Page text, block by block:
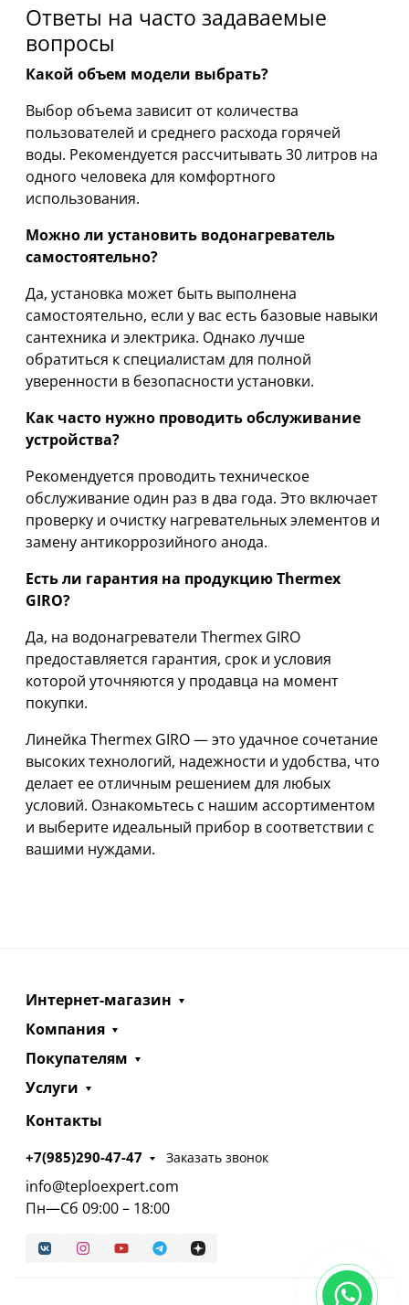
Ответы на часто задаваемые
вопросы
Какой объем модели выбрать?
Выбор объема зависит от количества
пользователей и среднего расхода горячей
воды. Рекомендуется рассчитывать 30 литров на
одного человека для комфортного
использования.
Можно ли установить водонагреватель
самостоятельно?
Да, установка может быть выполнена
самостоятельно, если у вас есть базовые навыки
сантехника и электрика. Однако лучше
обратиться к специалистам для полной
уверенности в безопасности установки.
Как часто нужно проводить обслуживание
устройства?
Рекомендуется проводить техническое
обслуживание один раз в два года. Это включает
проверку и очистку нагревательных элементов и
замену антикоррозийного анода.
Есть ли гарантия на продукцию Thermex
GIRO?
Да, на водонагреватели Thermex GIRO
предоставляется гарантия, срок и условия
которой уточняются у продавца на момент
покупки.
Линейка Thermex GIRO — это удачное сочетание
высоких технологий, надежности и удобства, что
делает ее отличным решением для любых
условий. Ознакомьтесь с нашим ассортиментом
и выберите идеальный прибор в соответствии с
вашими нуждами.
Интернет-магазин
Компания
Покупателям
Услуги
Контакты
+7(985)290-47-47 Заказать звонок
info@teploexpert.com
Пн—Сб 09:00 – 18:00